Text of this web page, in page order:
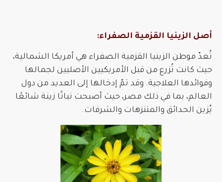
أصل الزينيا القزمية الصفراء:
تُعدّ موطن الزينيا القزمية الصفراء هي أمريكا الشمالية،
حيث كانت تُزرع من قبل الأمريكيين الأصليين لجمالها
وفوائدها العلاجية. وقد تمّ إدخالها إلى العديد من دول
العالم، بما في ذلك مصر، حيث أصبحت نباتًا زينة شائعًا
يُزين الحدائق والمتنزهات والشرفات.